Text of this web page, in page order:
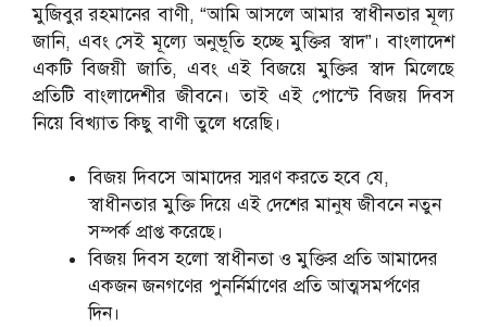
মুজিবুর রহমানের বাণী, “আমি আসলে আমার স্বাধীনতার মূল্য
জানি, এবং সেই মূল্যে অনুভূতি হচ্ছে মুক্তির স্বাদ”। বাংলাদেশ
একটি বিজয়ী জাতি, এবং এই বিজয়ে মুক্তির স্বাদ মিলেছে
প্রতিটি বাংলাদেশীর জীবনে। তাই এই পোস্টে বিজয় দিবস
নিয়ে বিখ্যাত কিছু বাণী তুলে ধরেছি।
বিজয় দিবসে আমাদের স্মরণ করতে হবে যে,
স্বাধীনতার মুক্তি দিয়ে এই দেশের মানুষ জীবনে নতুন
সম্পর্ক প্রাপ্ত করেছে।
বিজয় দিবস হলো স্বাধীনতা ও মুক্তির প্রতি আমাদের
একজন জনগণের পুনর্নির্মাণের প্রতি আত্মসমর্পণের
দিন।